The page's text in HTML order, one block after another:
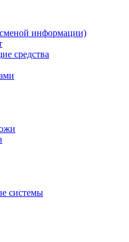
информации)
средства
системы